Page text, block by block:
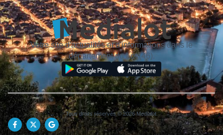
Votre site d'actualités et d'informations dans le
département du Lot (46).
Tous droits réservés © 2026 Medialot.